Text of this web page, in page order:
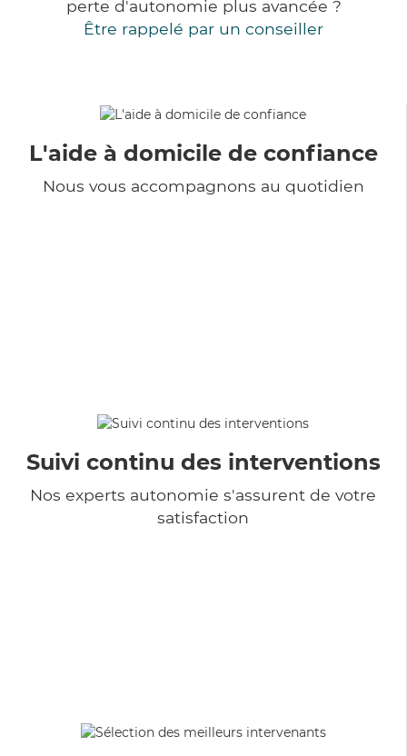
perte d'autonomie plus avancée ?
Être rappelé par un conseiller
L'aide à domicile de confiance
Nous vous accompagnons au quotidien
Suivi continu des interventions
Nos experts autonomie s'assurent de votre
satisfaction